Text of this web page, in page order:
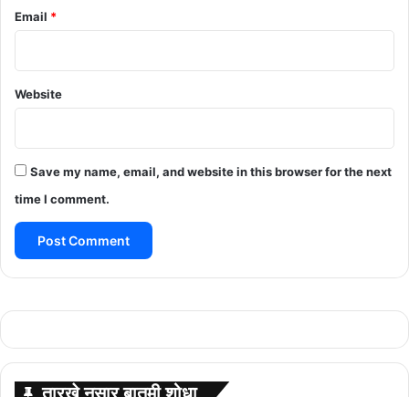
Email *
Website
Save my name, email, and website in this browser for the next
time I comment.